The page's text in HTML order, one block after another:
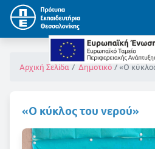
Αρχική Σελίδα Δημοτικό «Ο
«Ο κύκλος του νερού»